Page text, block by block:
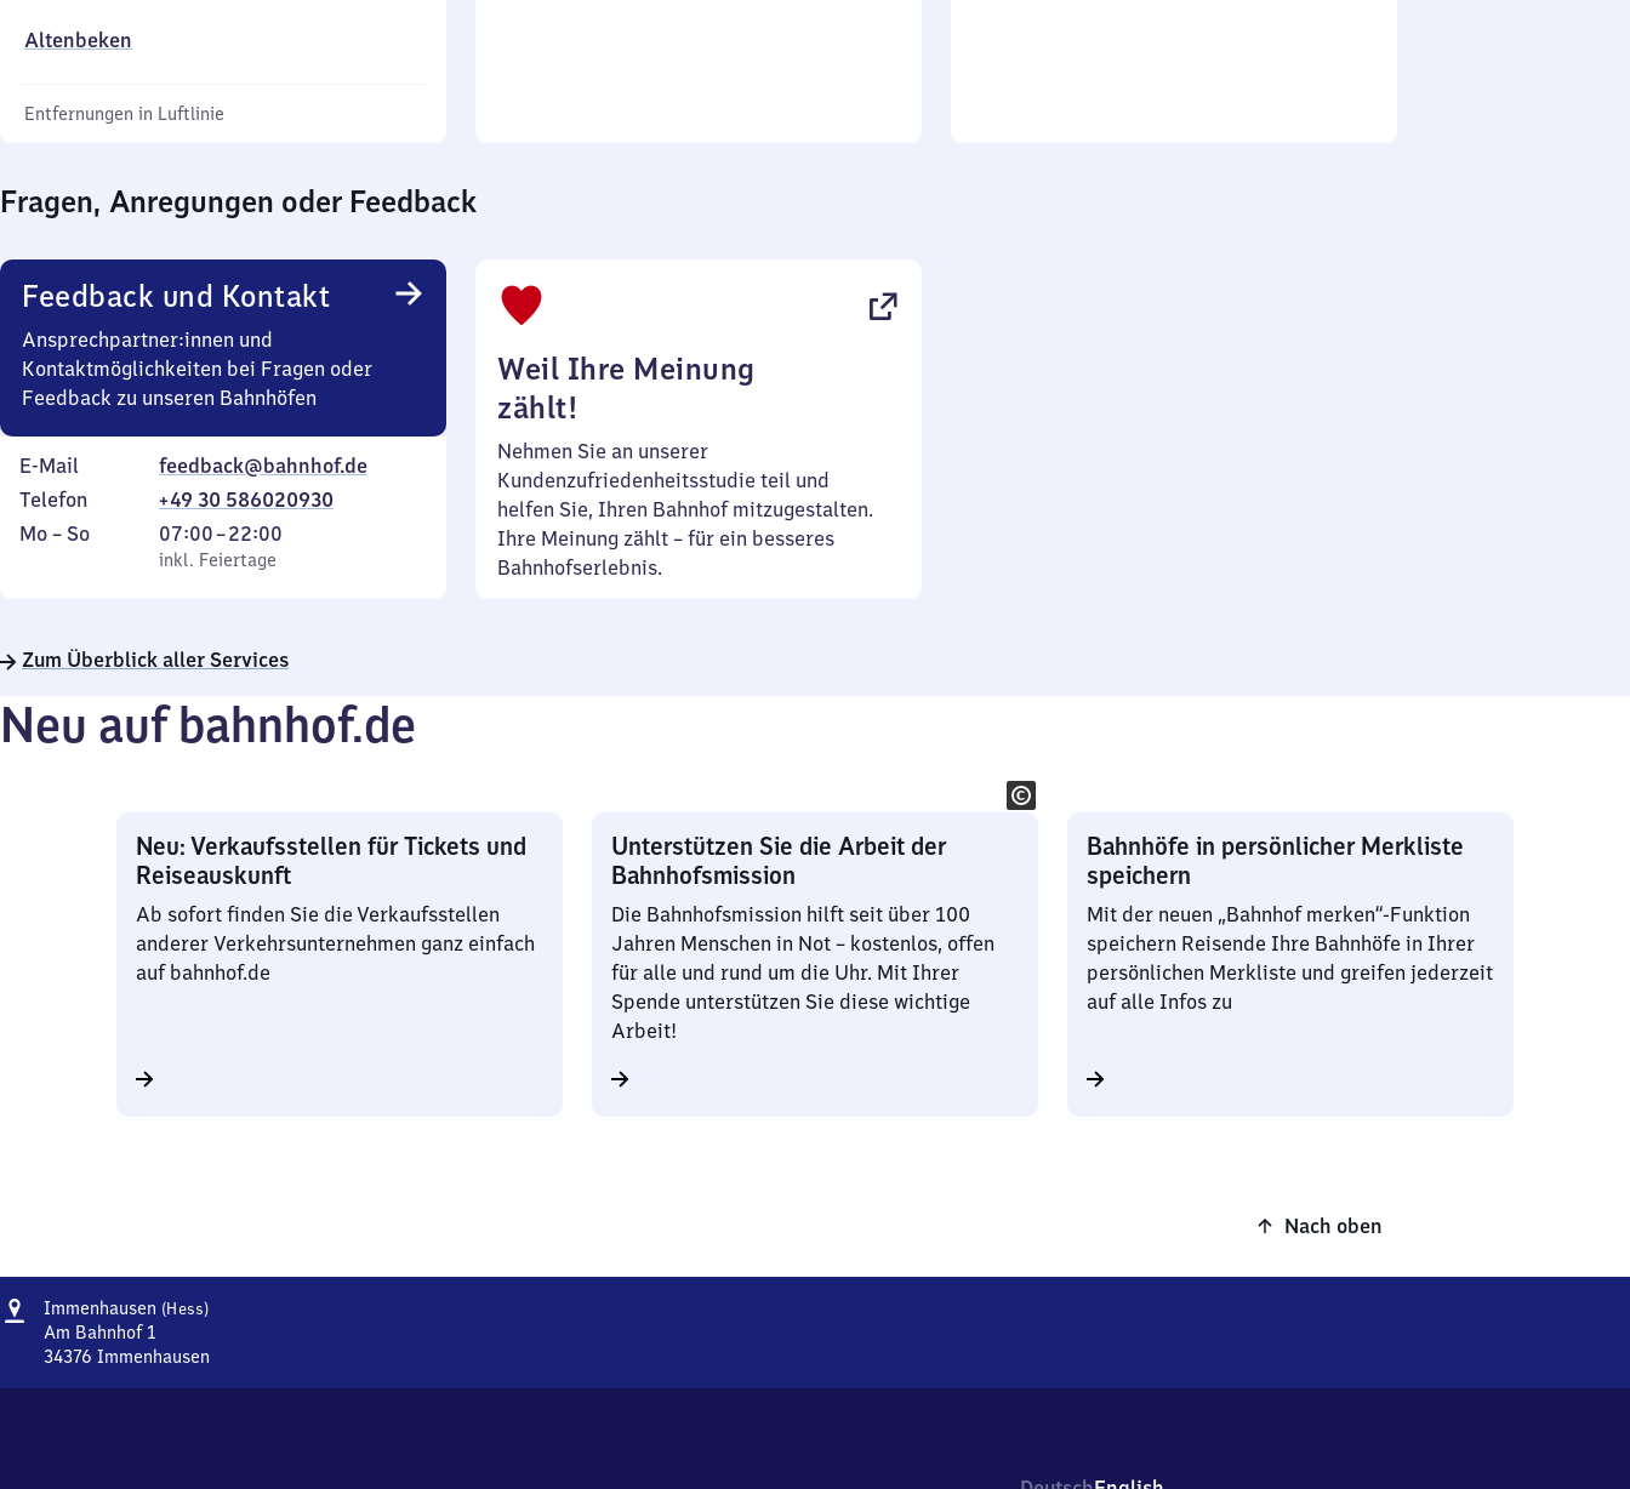
Altenbeken
Entfernungen in Luftlinie
Fragen, Anregungen oder Feedback
Feedback und Kontakt
Ansprechpartner:innen und
Kontaktmöglichkeiten bei Fragen oder
Feedback zu unseren Bahnhöfen
E-Mail
feedback@bahnhof.de
Telefon
+49 30 586020930
Montag
Mo – So,
inkl. Feiertage
07:00–22:00
Von
7
22
inkl. Feiertage
Weil Ihre Meinung
zählt!
Nehmen Sie an unserer
Kundenzufriedenheitsstudie teil und
helfen Sie, Ihren Bahnhof mitzugestalten.
Ihre Meinung zählt – für ein besseres
Bahnhofserlebnis.
Zum Überblick aller Services
Neu auf bahnhof.de
Neu: Verkaufsstellen für Tickets und
Reiseauskunft
Ab sofort finden Sie die Verkaufsstellen
anderer Verkehrsunternehmen ganz einfach
auf bahnhof.de
Unterstützen Sie die Arbeit der
Bahnhofsmission
Die Bahnhofsmission hilft seit über 100
Jahren Menschen in Not – kostenlos, offen
für alle und rund um die Uhr. Mit Ihrer
Spende unterstützen Sie diese wichtige
Arbeit!
Bahnhöfe in persönlicher Merkliste
speichern
Mit der neuen „Bahnhof merken“-Funktion
speichern Reisende Ihre Bahnhöfe in Ihrer
persönlichen Merkliste und greifen jederzeit
auf alle Infos zu
Nach oben
Adresse
Immenhausen (Hess)Immenhausen
Am Bahnhof 1
34376 Immenhausen